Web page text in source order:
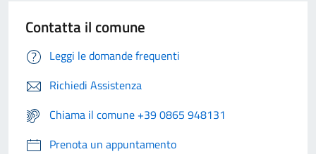
Contatta il comune
Leggi le domande frequenti
Richiedi Assistenza
Chiama il comune +39 0865 948131
Prenota un appuntamento